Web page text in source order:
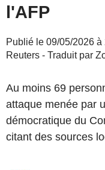
l'AFP
Publié le 09/05/2026
Reuters - Traduit par
Au moins 69
attaque menée par
démocratique du
citant des sources